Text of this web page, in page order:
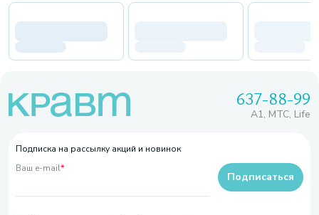
637-88-99
A1, МТС, Life
Подписка на рассылку акций и новинок
Ваш e-mail*
Подписаться